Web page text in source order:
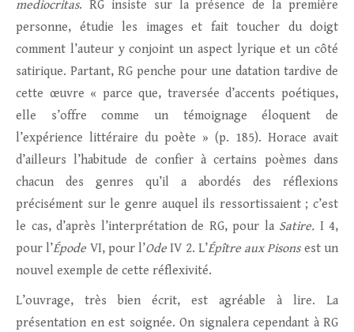
mediocritas. RG insiste sur la présence de la première
personne, étudie les images et fait toucher du doigt
comment l’auteur y conjoint un aspect lyrique et un côté
satirique. Partant, RG penche pour une datation tardive de
cette œuvre « parce que, traversée d’accents poétiques,
elle s’offre comme un témoignage éloquent de
l’expérience littéraire du poète » (p. 185). Horace avait
d’ailleurs l’habitude de confier à certains poèmes dans
chacun des genres qu’il a abordés des réflexions
précisément sur le genre auquel ils ressortissaient ; c’est
le cas, d’après l’interprétation de RG, pour la Satire. I 4,
pour l’Épode VI, pour l’Ode IV 2. L’Épître aux Pisonsest un
nouvel exemple de cette réflexivité.
L’ouvrage, très bien écrit, est agréable à lire. La
présentation en est soignée. On signalera cependant à RG